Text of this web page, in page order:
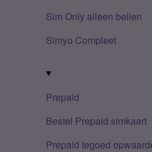
Sim Only alleen bellen
Simyo Compleet
Prepaid
Bestel Prepaid simkaart
Prepaid tegoed